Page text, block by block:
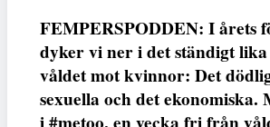
FEMPERSPODDEN: I årets
dyker vi ner i det ständigt
våldet mot kvinnor: Det
sexuella och det ekonomiska.